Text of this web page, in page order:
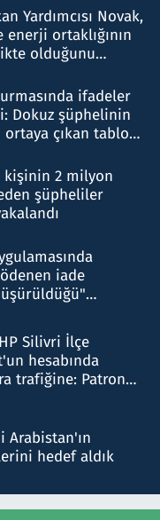
Yardımcısı Novak,
enerji ortaklığının
olduğunu
ifadeler
Dokuz şüphelinin
çıkan tablo
kişinin 2 milyon
şüpheliler
iade
Silivri İlçe
hesabında
trafiğine: Patron
Arabistan'ın
hedef aldık